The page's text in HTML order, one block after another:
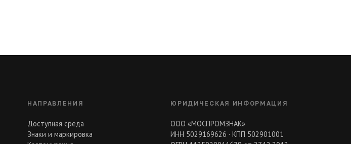
НАПРАВЛЕНИЯ
Доступная среда
Знаки и маркировка
ЮРИДИЧЕСКАЯ ИНФОРМАЦИЯ
ООО «МОСПРОМЗНАК»
ИНН 5029169626 · КПП 502901001